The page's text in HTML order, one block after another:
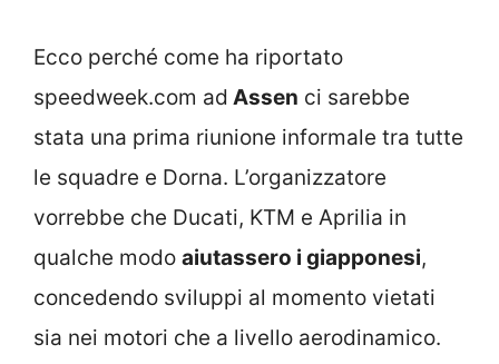
Ecco perché come ha riportato
speedweek.com ad Assen ci sarebbe
stata una prima riunione informale tra tutte
le squadre e Dorna. L’organizzatore
vorrebbe che Ducati, KTM e Aprilia in
qualche modo aiutassero i giapponesi,
concedendo sviluppi al momento vietati
sia nei motori che a livello aerodinamico.